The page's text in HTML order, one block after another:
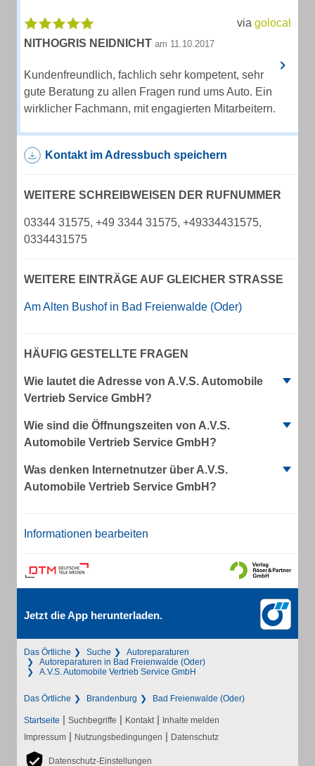
via golocal
NITHOGRIS NEIDNICHT am 11.10.2017
Kundenfreundlich, fachlich sehr kompetent, sehr
gute Beratung zu allen Fragen rund ums Auto. Ein
wirklicher Fachmann, mit engagierten Mitarbeitern.
Kontakt im Adressbuch speichern
WEITERE SCHREIBWEISEN DER RUFNUMMER
03344 31575, +49 3344 31575, +49334431575,
0334431575
WEITERE EINTRÄGE AUF GLEICHER STRASSE
Am Alten Bushof in Bad Freienwalde (Oder)
HÄUFIG GESTELLTE FRAGEN
Wie lautet die Adresse von A.V.S. Automobile
Vertrieb Service GmbH?
Wie sind die Öffnungszeiten von A.V.S.
Automobile Vertrieb Service GmbH?
Was denken Internetnutzer über A.V.S.
Automobile Vertrieb Service GmbH?
Informationen bearbeiten
Jetzt die App herunterladen.
Das Örtliche Suche
Autoreparaturen
Autoreparaturen in Bad Freienwalde (Oder)
A.V.S. Automobile Vertrieb Service GmbH
Das Örtliche Brandenburg Bad Freienwalde (Oder)
Startseite | Suchbegriffe | Kontakt | Inhalte melden
Impressum | Nutzungsbedingungen | Datenschutz
Datenschutz-Einstellungen